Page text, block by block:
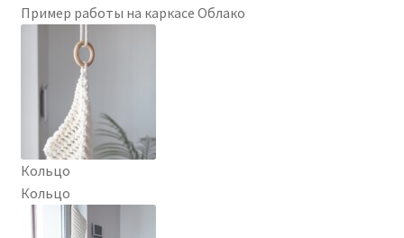
Пример работы на каркасе Облако
Кольцо
Кольцо